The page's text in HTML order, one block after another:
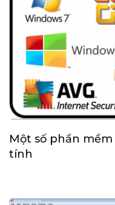
Một số phần
tính